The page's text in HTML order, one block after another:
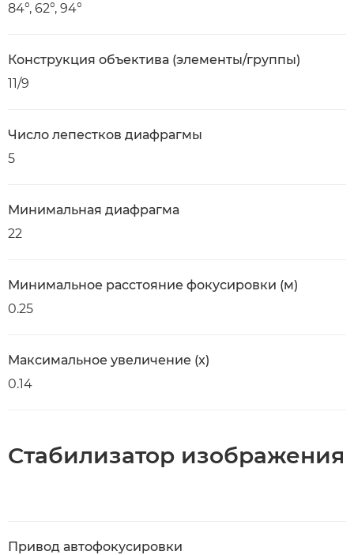
84°, 62°, 94°
Конструкция объектива (элементы/группы)
11/9
Число лепестков диафрагмы
5
Минимальная диафрагма
22
Минимальное расстояние фокусировки (м)
0.25
Максимальное увеличение (x)
0.14
Стабилизатор изображения
Привод автофокусировки